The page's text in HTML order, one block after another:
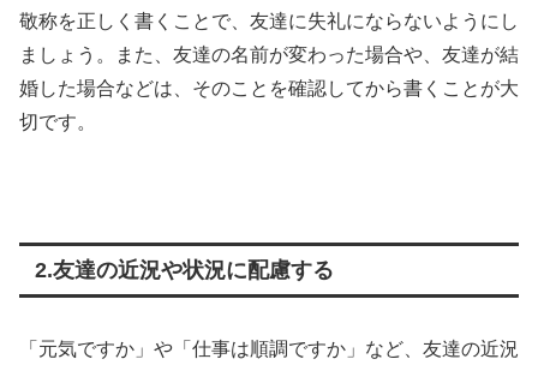
敬称を正しく書くことで、友達に失礼にならないようにし
ましょう。また、友達の名前が変わった場合や、友達が結
婚した場合などは、そのことを確認してから書くことが大
切です。
2.友達の近況や状況に配慮する
「元気ですか」や「仕事は順調ですか」など、友達の近況